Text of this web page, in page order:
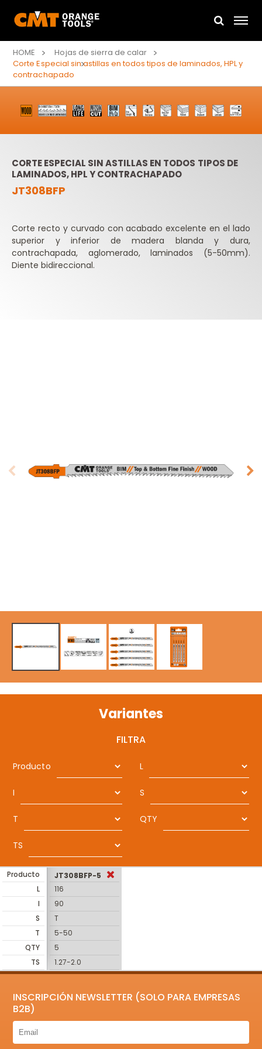
HOME
Hojas de sierra de calar
Corte Especial sin astillas en todos tipos de laminados, HPL y
contrachapado
CORTE ESPECIAL SIN ASTILLAS EN TODOS TIPOS DE
LAMINADOS, HPL Y CONTRACHAPADO
JT308BFP
Corte recto y curvado con acabado excelente en el lado
superior y inferior de madera blanda y dura,
contrachapada, aglomerado, laminados (5-50mm).
Diente bidireccional.
Variantes
FILTRA
Producto L
I S
T QTY
TS
Producto
L
I
S
T
QTY
TS
JT308BFP-5
116
90
T
5-50
5
1.27-2.0
INSCRIPCIÓN NEWSLETTER (SOLO PARA EMPRESAS
B2B)